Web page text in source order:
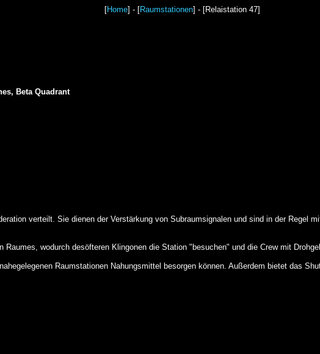
[Home] - [Raumstationen] - [Relaistation 47]
Beta Quadrant
verteilt. Sie dienen der Verstärkung von Subraumsignalen und sind in der Regel
wodurch desöfteren Klingonen die Station "besuchen" und die Crew mit
Raumstationen Nahungsmittel besorgen können. Außerdem bietet das